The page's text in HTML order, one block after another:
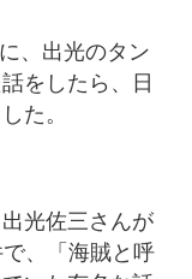
、出光のタン
をしたら、日
た。
光佐三さんが
、「海賊と呼